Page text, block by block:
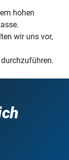
hohen
wir uns vor,